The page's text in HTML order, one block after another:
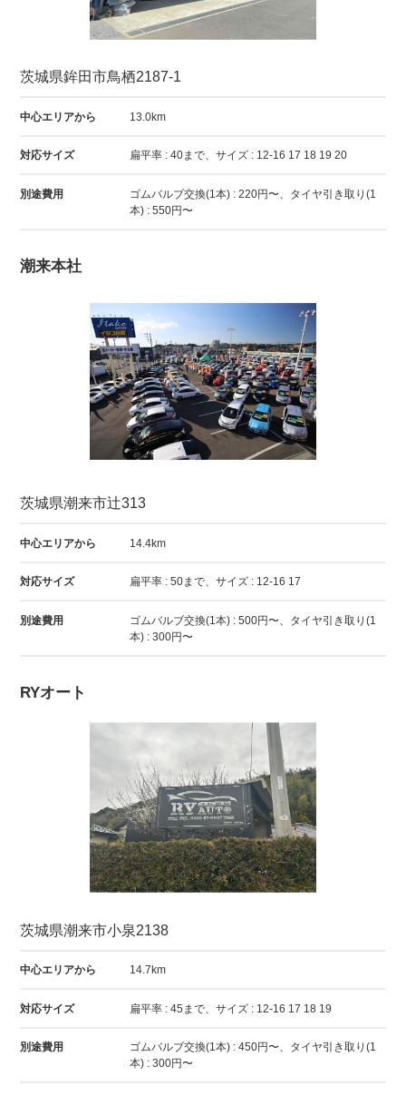
茨城県鉾田市鳥栖2187-1
中心エリアから 13.0km
対応サイズ 扁平率 : 40まで、サイズ : 12-16 17 18 19 20
別途費用
ゴムバルブ交換(1本) : 220円〜、タイヤ引き取り(1
本) : 550円〜
潮来本社
茨城県潮来市辻313
中心エリアから 14.4km
対応サイズ 扁平率 : 50まで、サイズ : 12-16 17
別途費用
ゴムバルブ交換(1本) : 500円〜、タイヤ引き取り(1
本) : 300円〜
RYオート
茨城県潮来市小泉2138
中心エリアから 14.7km
対応サイズ 扁平率 : 45まで、サイズ : 12-16 17 18 19
別途費用
ゴムバルブ交換(1本) : 450円〜、タイヤ引き取り(1
本) : 300円〜